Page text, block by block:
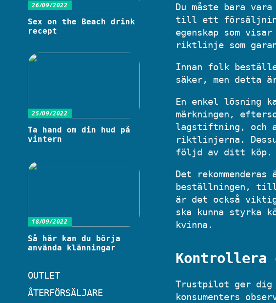
Du måste bara
till ett
egenskap som
riktlinje som
Innan folk
säker, men detta
En enkel lösning
märkningen,
lagstiftning, och
riktlinjerna.
följd av ditt köp.
Det
beställningen, till
är det också
ska kunna styrka
kvinna.
Kontrollera
Trustpilot ger dig
konsumenters
26/09/2022
Sex on the Beach drink
recept
25/09/2022
Ta hand om din hud på
vintern
18/09/2022
Så här kan du börja
använda klänningar
OUTLET
ÅTERFÖRSÄLJARE